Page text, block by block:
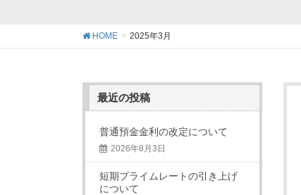
HOME 2025年3月
最近の投稿
普通預金金利の改定について
2026年8月3日
短期プライムレートの引き上げ
について